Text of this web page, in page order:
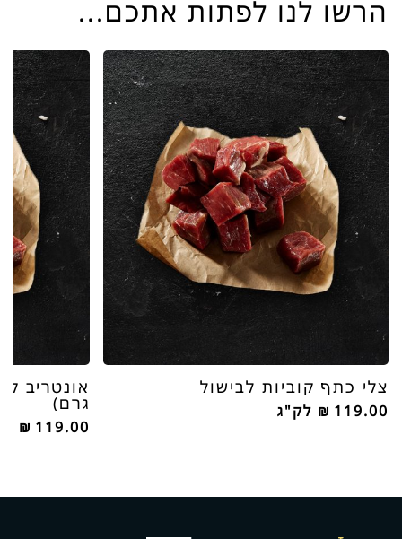
הרשו לנו לפתות אתכם...
צלי כתף קוביות לבישול
₪ 119.00 לק"ג גרם)
₪ 119.00